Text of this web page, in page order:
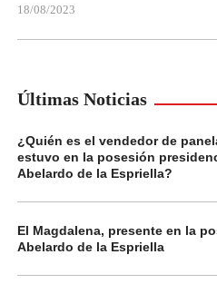
18/08/2023
Últimas Noticias
¿Quién es el vendedor de
estuvo en la posesión
Abelardo de la Espriella?
El Magdalena, presente en la
Abelardo de la Espriella